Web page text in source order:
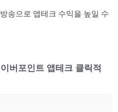
송으로 앱테크 수익을 높일 수
버포인트 앱테크 클릭적